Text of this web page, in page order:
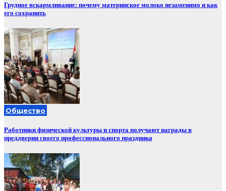
Грудное вскармливание: почему материнское молоко незаменимо и как
его сохранить
Общество
Работники физической культуры и спорта получают награды в
преддверии своего профессионального праздника